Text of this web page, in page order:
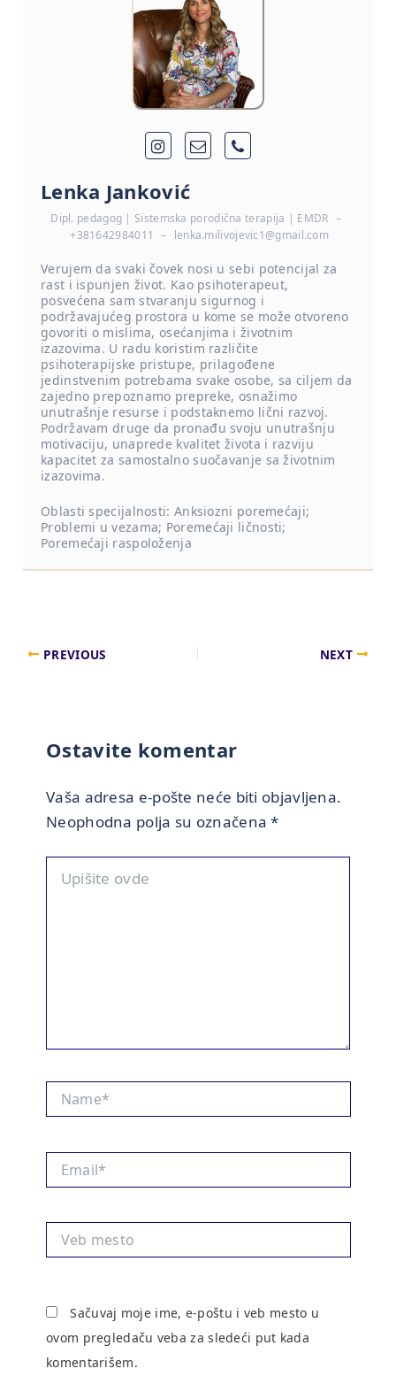
Lenka Janković
Dipl. pedagog | Sistemska porodična terapija | EMDR –
+381642984011
– lenka.milivojevic1@gmail.com
Verujem da svaki čovek nosi u sebi potencijal za
rast i ispunjen život. Kao psihoterapeut,
posvećena sam stvaranju sigurnog i
podržavajućeg prostora u kome se može otvoreno
govoriti o mislima, osećanjima i životnim
izazovima. U radu koristim različite
psihoterapijske pristupe, prilagođene
jedinstvenim potrebama svake osobe, sa ciljem da
zajedno prepoznamo prepreke, osnažimo
unutrašnje resurse i podstaknemo lični razvoj.
Podržavam druge da pronađu svoju unutrašnju
motivaciju, unaprede kvalitet života i razviju
kapacitet za samostalno suočavanje sa životnim
izazovima.
Oblasti specijalnosti: Anksiozni poremećaji;
Problemi u vezama; Poremećaji ličnosti;
Poremećaji raspoloženja
PREVIOUS NEXT
Ostavite komentar
Vaša adresa e-pošte neće biti objavljena.
Neophodna polja su označena*
ovde
mesto
Sačuvaj moje ime, e-poštu i veb mesto u
ovom pregledaču veba za sledeći put kada
komentarišem.